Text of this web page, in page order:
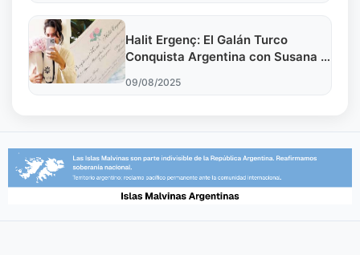
Halit Ergenç: El Galán Turco
Conquista Argentina con Susana y
09/08/2025